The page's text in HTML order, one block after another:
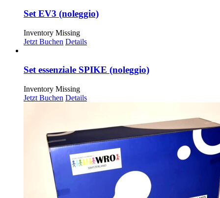
Set EV3 (noleggio)
Inventory Missing
Jetzt Buchen Details
Set essenziale SPIKE (noleggio)
Inventory Missing
Jetzt Buchen Details